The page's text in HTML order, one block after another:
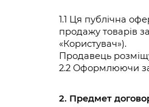
1.1 Ця публічна
продажу товарiв
«Користувач»).
Продавець
2.2 Оформлюючи
2. Предмет